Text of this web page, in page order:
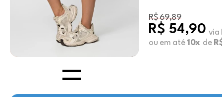
R$ 69,89
R$ 54,90 via
ou em até 10x de